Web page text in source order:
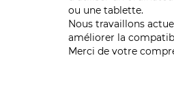
ou une tablette.
Nous travaillons
améliorer la
Merci de votre